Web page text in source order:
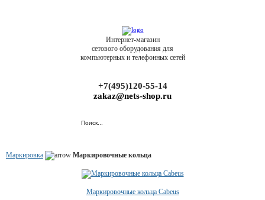
Интернет-магазин
сетового оборудования для
компьютерных и телефонных сетей
+7(495)120-55-14
zakaz@nets-shop.ru
Маркировка Маркировочные кольца
Маркировочные кольца Cabeus